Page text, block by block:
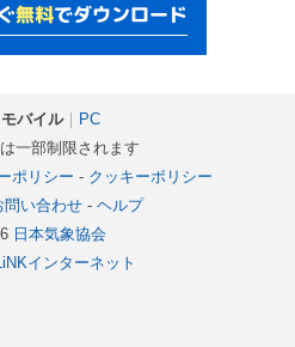
モバイル｜ PC
一部制限されます
ポリシー - クッキーポリシー
問い合わせ- ヘルプ
日本気象協会
インターネット